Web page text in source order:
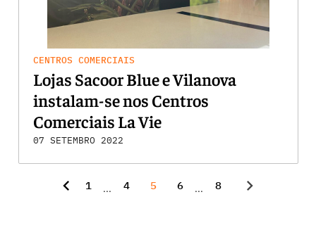
CENTROS COMERCIAIS
Lojas Sacoor Blue e Vilanova
instalam-se nos Centros
Comerciais La Vie
07 SETEMBRO 2022
chevron_left 1 ... 4 5 6 ... 8 chevron_right